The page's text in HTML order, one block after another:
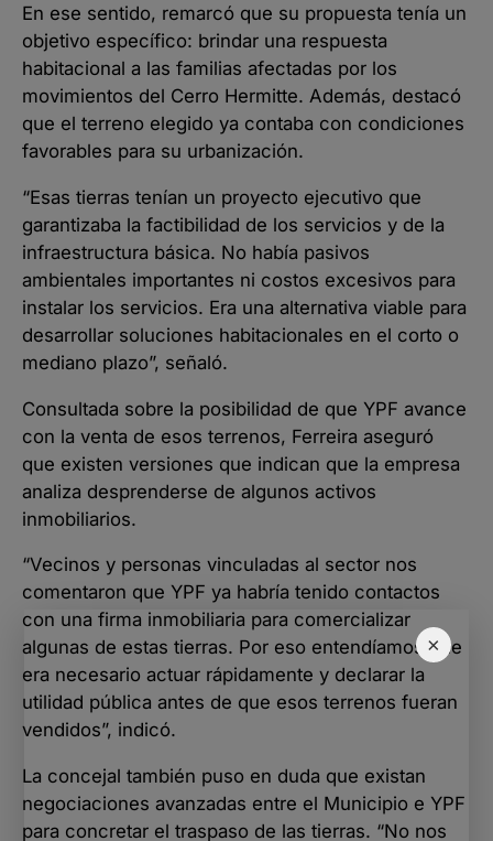
×
En ese sentido, remarcó que su propuesta tenía un
objetivo específico: brindar una respuesta
habitacional a las familias afectadas por los
movimientos del Cerro Hermitte. Además, destacó
que el terreno elegido ya contaba con condiciones
favorables para su urbanización.
“Esas tierras tenían un proyecto ejecutivo que
garantizaba la factibilidad de los servicios y de la
infraestructura básica. No había pasivos
ambientales importantes ni costos excesivos para
instalar los servicios. Era una alternativa viable para
desarrollar soluciones habitacionales en el corto o
mediano plazo”, señaló.
Consultada sobre la posibilidad de que YPF avance
con la venta de esos terrenos, Ferreira aseguró
que existen versiones que indican que la empresa
analiza desprenderse de algunos activos
inmobiliarios.
“Vecinos y personas vinculadas al sector nos
comentaron que YPF ya habría tenido contactos
con una firma inmobiliaria para comercializar
algunas de estas tierras. Por eso entendíamos que
era necesario actuar rápidamente y declarar la
utilidad pública antes de que esos terrenos fueran
vendidos”, indicó.
La concejal también puso en duda que existan
negociaciones avanzadas entre el Municipio e YPF
para concretar el traspaso de las tierras. “No nos